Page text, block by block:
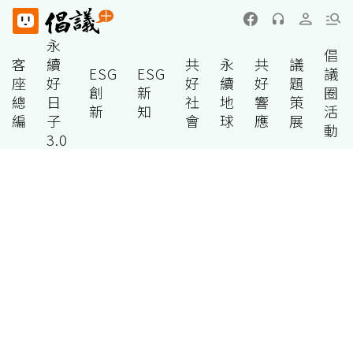
客
座
總
編
永
續
好
日
子
3.0
ESG
創
新
ESG
新
知
共
好
社
會
永
續
地
球
共
好
響
應
議
題
策
展
倡
議
圈
活
動